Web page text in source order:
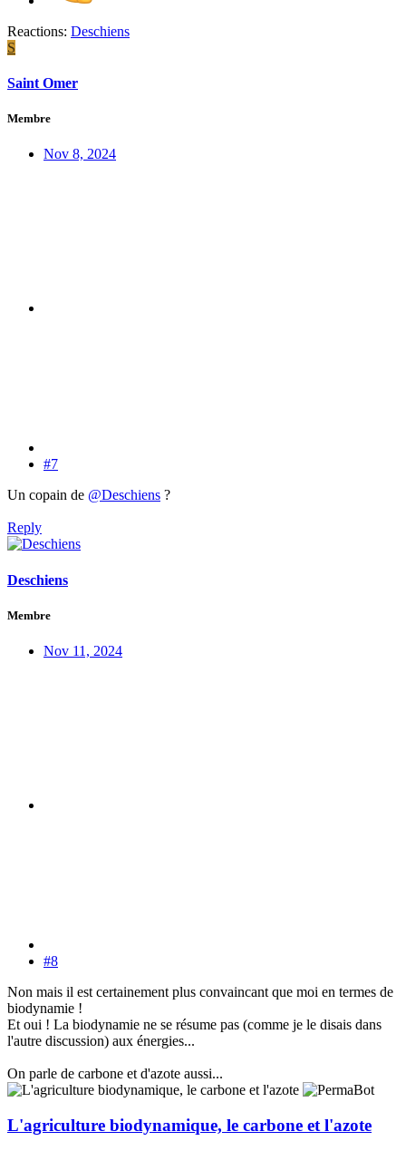
Reactions: Deschiens
S
Saint Omer
Membre
Nov 8, 2024
#7
Un copain de @Deschiens ?
Reply
Deschiens
Membre
Nov 11, 2024
#8
Non mais il est certainement plus convaincant que moi en termes de
biodynamie !
Et oui ! La biodynamie ne se résume pas (comme je le disais dans
l'autre discussion) aux énergies...
On parle de carbone et d'azote aussi...
L'agriculture biodynamique, le carbone et l'azote